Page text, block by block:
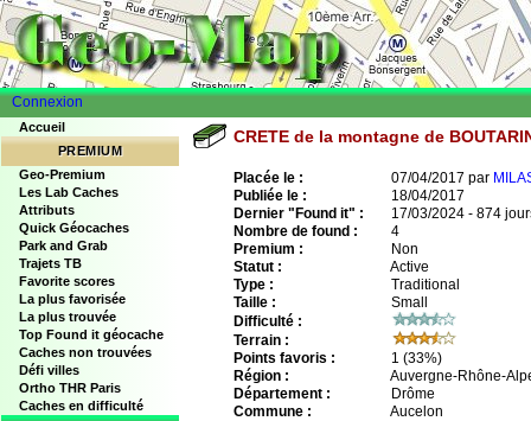
Connexion
Accueil
PREMIUM
Geo-Premium
Les Lab Caches
Attributs
Quick Géocaches
Park and Grab
Trajets TB
Favorite scores
La plus favorisée
La plus trouvée
Top Found it géocache
Caches non trouvées
Défi villes
Ortho THR Paris
Caches en difficulté
CRETE de la montagne de
Placée le : 07/04/2017 par
Publiée le :
18/04/2017
Dernier "Found it" :
17/03/2024 - 874
Nombre de found :
4
Premium :
Non
Statut :
Active
Type :
Traditional
Taille :
Small
Difficulté :
Terrain :
Points favoris :
1 (33%)
Région :
Auvergne-Rhône-
Département :
Drôme
Commune :
Aucelon